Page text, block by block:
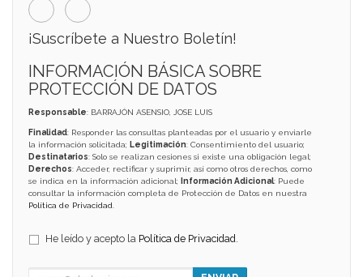
¡Suscríbete a Nuestro Boletín!
INFORMACIÓN BÁSICA SOBRE
PROTECCIÓN DE DATOS
Responsable: BARRAJÓN ASENSIO, JOSE LUIS
Finalidad: Responder las consultas planteadas por el usuario y enviarle
la información solicitada; Legitimación: Consentimiento del usuario;
Destinatarios: Solo se realizan cesiones si existe una obligación legal;
Derechos: Acceder, rectificar y suprimir, así como otros derechos, como
se indica en la información adicional;
Información Adicional: Puede
consultar la información completa de Protección de Datos en nuestra
Política de Privacidad.
He leído y acepto la Política de Privacidad.